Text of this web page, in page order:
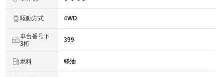
駆動方式 4WD
車台番号下
3桁
399
燃料 軽油